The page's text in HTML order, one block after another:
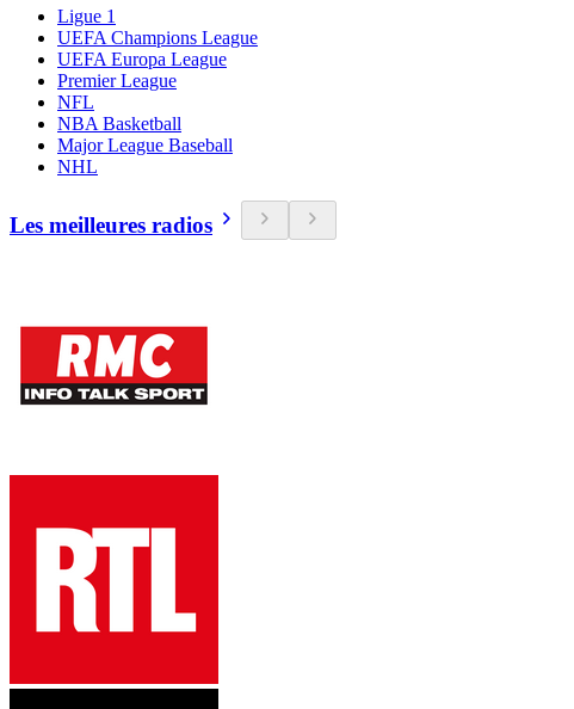
Ligue 1
UEFA Champions League
UEFA Europa League
Premier League
NFL
NBA Basketball
Major League Baseball
NHL
Les meilleures radios